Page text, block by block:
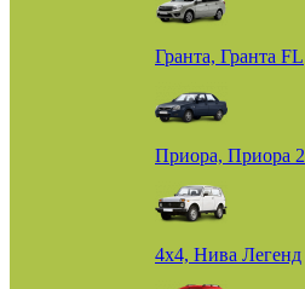
Гранта, Гранта FL
Приора, Приора 2
4х4, Нива Легенд